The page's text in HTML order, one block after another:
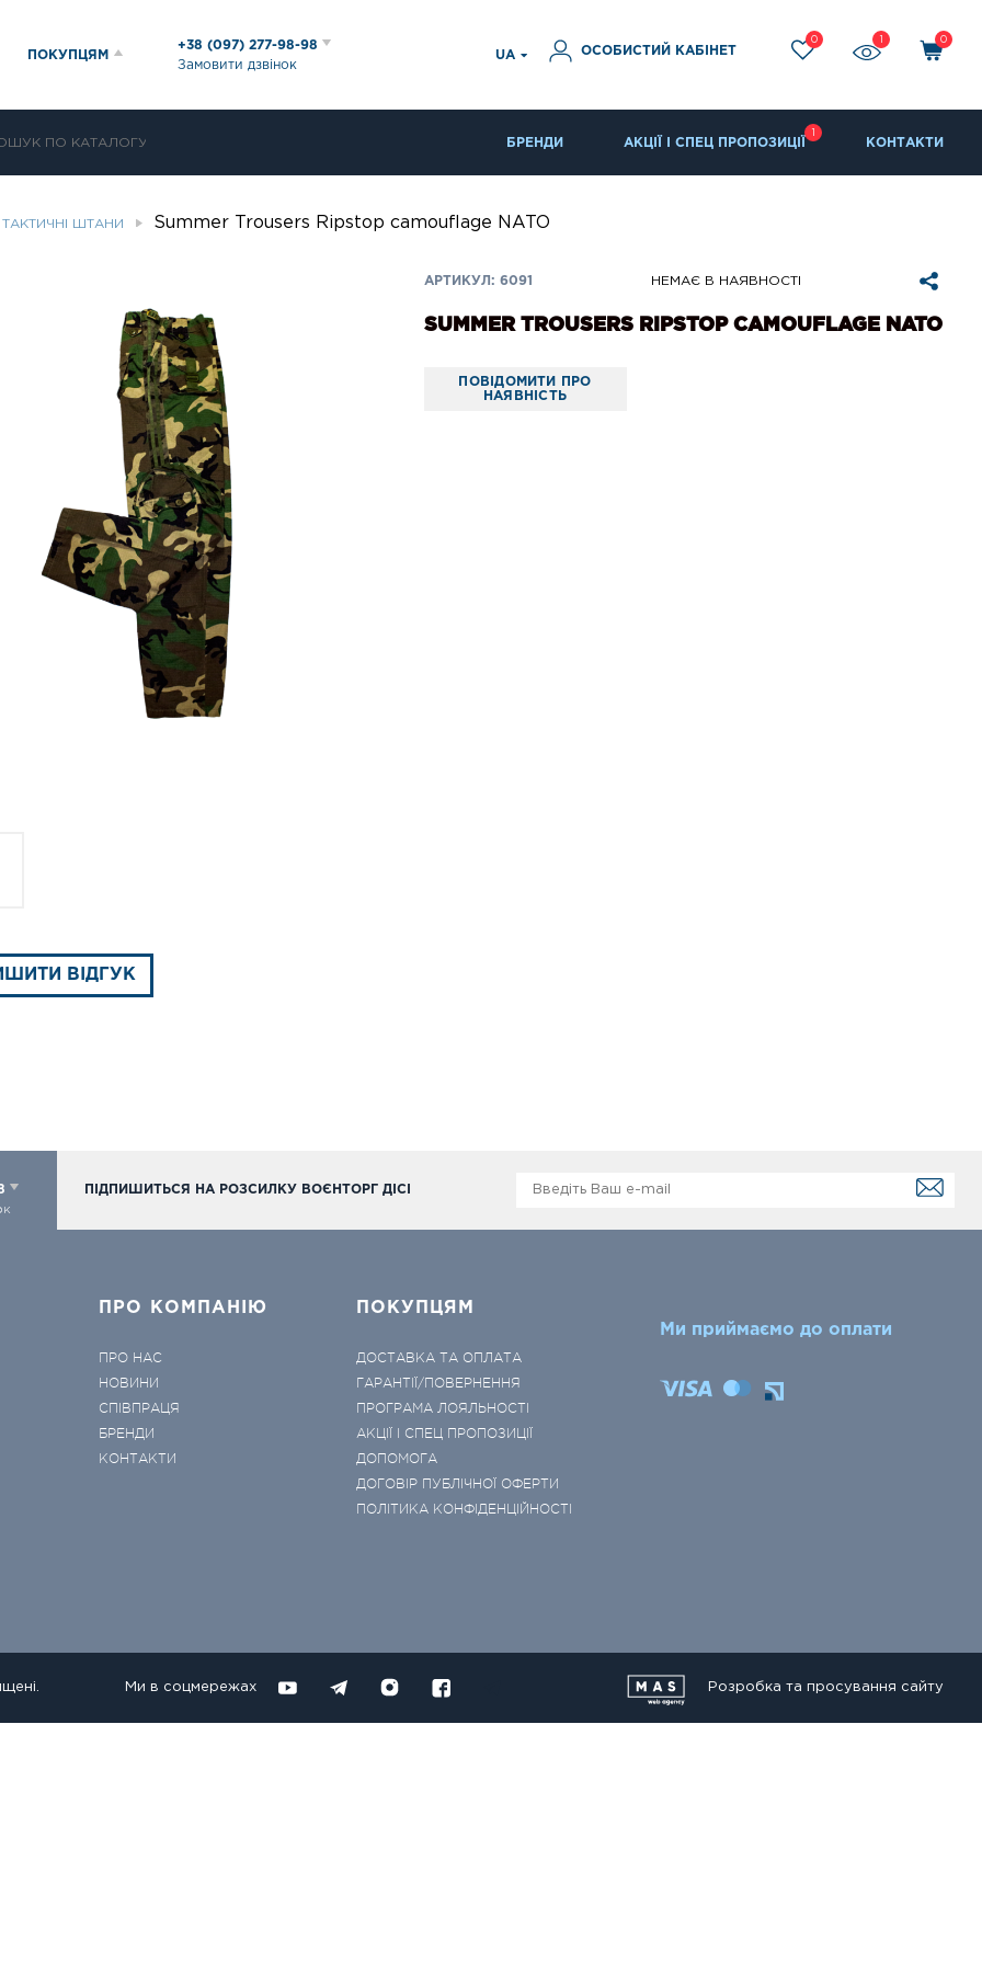
ПОКУПЦЯМ
+38 (097) 277-98-98
Замовити дзвінок
UA ОСОБИСТИЙ КАБІНЕТ
0 0
БРЕНДИ АКЦІЇ І СПЕЦ ПРОПОЗИЦІЇ КОНТАКТИ
ТАКТИЧНІ ШТАНИ Summer Trousers Ripstop camouflage NATO
АРТИКУЛ: 6091 НЕМАЄ В НАЯВНОСТІ
SUMMER TROUSERS RIPSTOP CAMOUFLAGE NATO
ПОВІДОМИТИ ПРО
НАЯВНІСТЬ
ВІДГУК
ПІДПИШИТЬСЯ НА РОЗСИЛКУ ВОЄНТОРГ ДІСІ
ПРО КОМПАНІЮ
ПРО НАС
НОВИНИ
СПІВПРАЦЯ
БРЕНДИ
КОНТАКТИ
ПОКУПЦЯМ
ДОСТАВКА ТА ОПЛАТА
ГАРАНТІЇ/ПОВЕРНЕННЯ
ПРОГРАМА ЛОЯЛЬНОСТІ
АКЦІЇ І СПЕЦ ПРОПОЗИЦІЇ
ДОПОМОГА
ДОГОВІР ПУБЛІЧНОЇ ОФЕРТИ
ПОЛІТИКА КОНФІДЕНЦІЙНОСТІ
Ми приймаємо до оплати
Ми в соцмережах Розробка та просування сайту